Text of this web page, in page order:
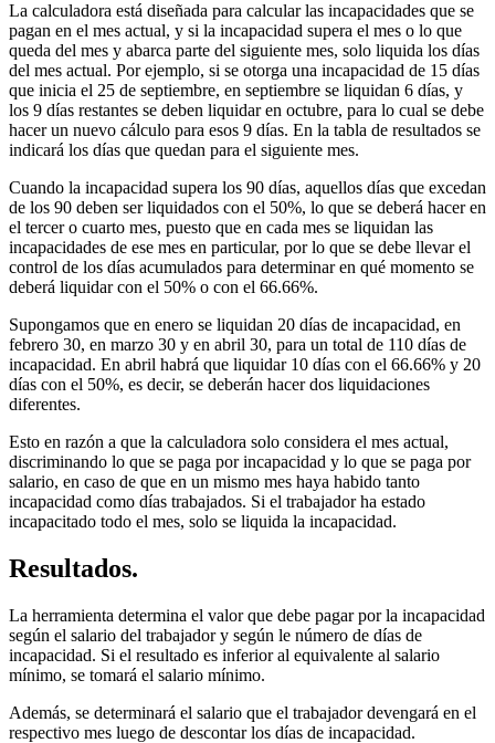
La calculadora está diseñada para calcular las incapacidades que se
pagan en el mes actual, y si la incapacidad supera el mes o lo que
queda del mes y abarca parte del siguiente mes, solo liquida los días
del mes actual. Por ejemplo, si se otorga una incapacidad de 15 días
que inicia el 25 de septiembre, en septiembre se liquidan 6 días, y
los 9 días restantes se deben liquidar en octubre, para lo cual se debe
hacer un nuevo cálculo para esos 9 días. En la tabla de resultados se
indicará los días que quedan para el siguiente mes.
Cuando la incapacidad supera los 90 días, aquellos días que excedan
de los 90 deben ser liquidados con el 50%, lo que se deberá hacer en
el tercer o cuarto mes, puesto que en cada mes se liquidan las
incapacidades de ese mes en particular, por lo que se debe llevar el
control de los días acumulados para determinar en qué momento se
deberá liquidar con el 50% o con el 66.66%.
Supongamos que en enero se liquidan 20 días de incapacidad, en
febrero 30, en marzo 30 y en abril 30, para un total de 110 días de
incapacidad. En abril habrá que liquidar 10 días con el 66.66% y 20
días con el 50%, es decir, se deberán hacer dos liquidaciones
diferentes.
Esto en razón a que la calculadora solo considera el mes actual,
discriminando lo que se paga por incapacidad y lo que se paga por
salario, en caso de que en un mismo mes haya habido tanto
incapacidad como días trabajados. Si el trabajador ha estado
incapacitado todo el mes, solo se liquida la incapacidad.
Resultados.
La herramienta determina el valor que debe pagar por la incapacidad
según el salario del trabajador y según le número de días de
incapacidad. Si el resultado es inferior al equivalente al salario
mínimo, se tomará el salario mínimo.
Además, se determinará el salario que el trabajador devengará en el
respectivo mes luego de descontar los días de incapacidad.